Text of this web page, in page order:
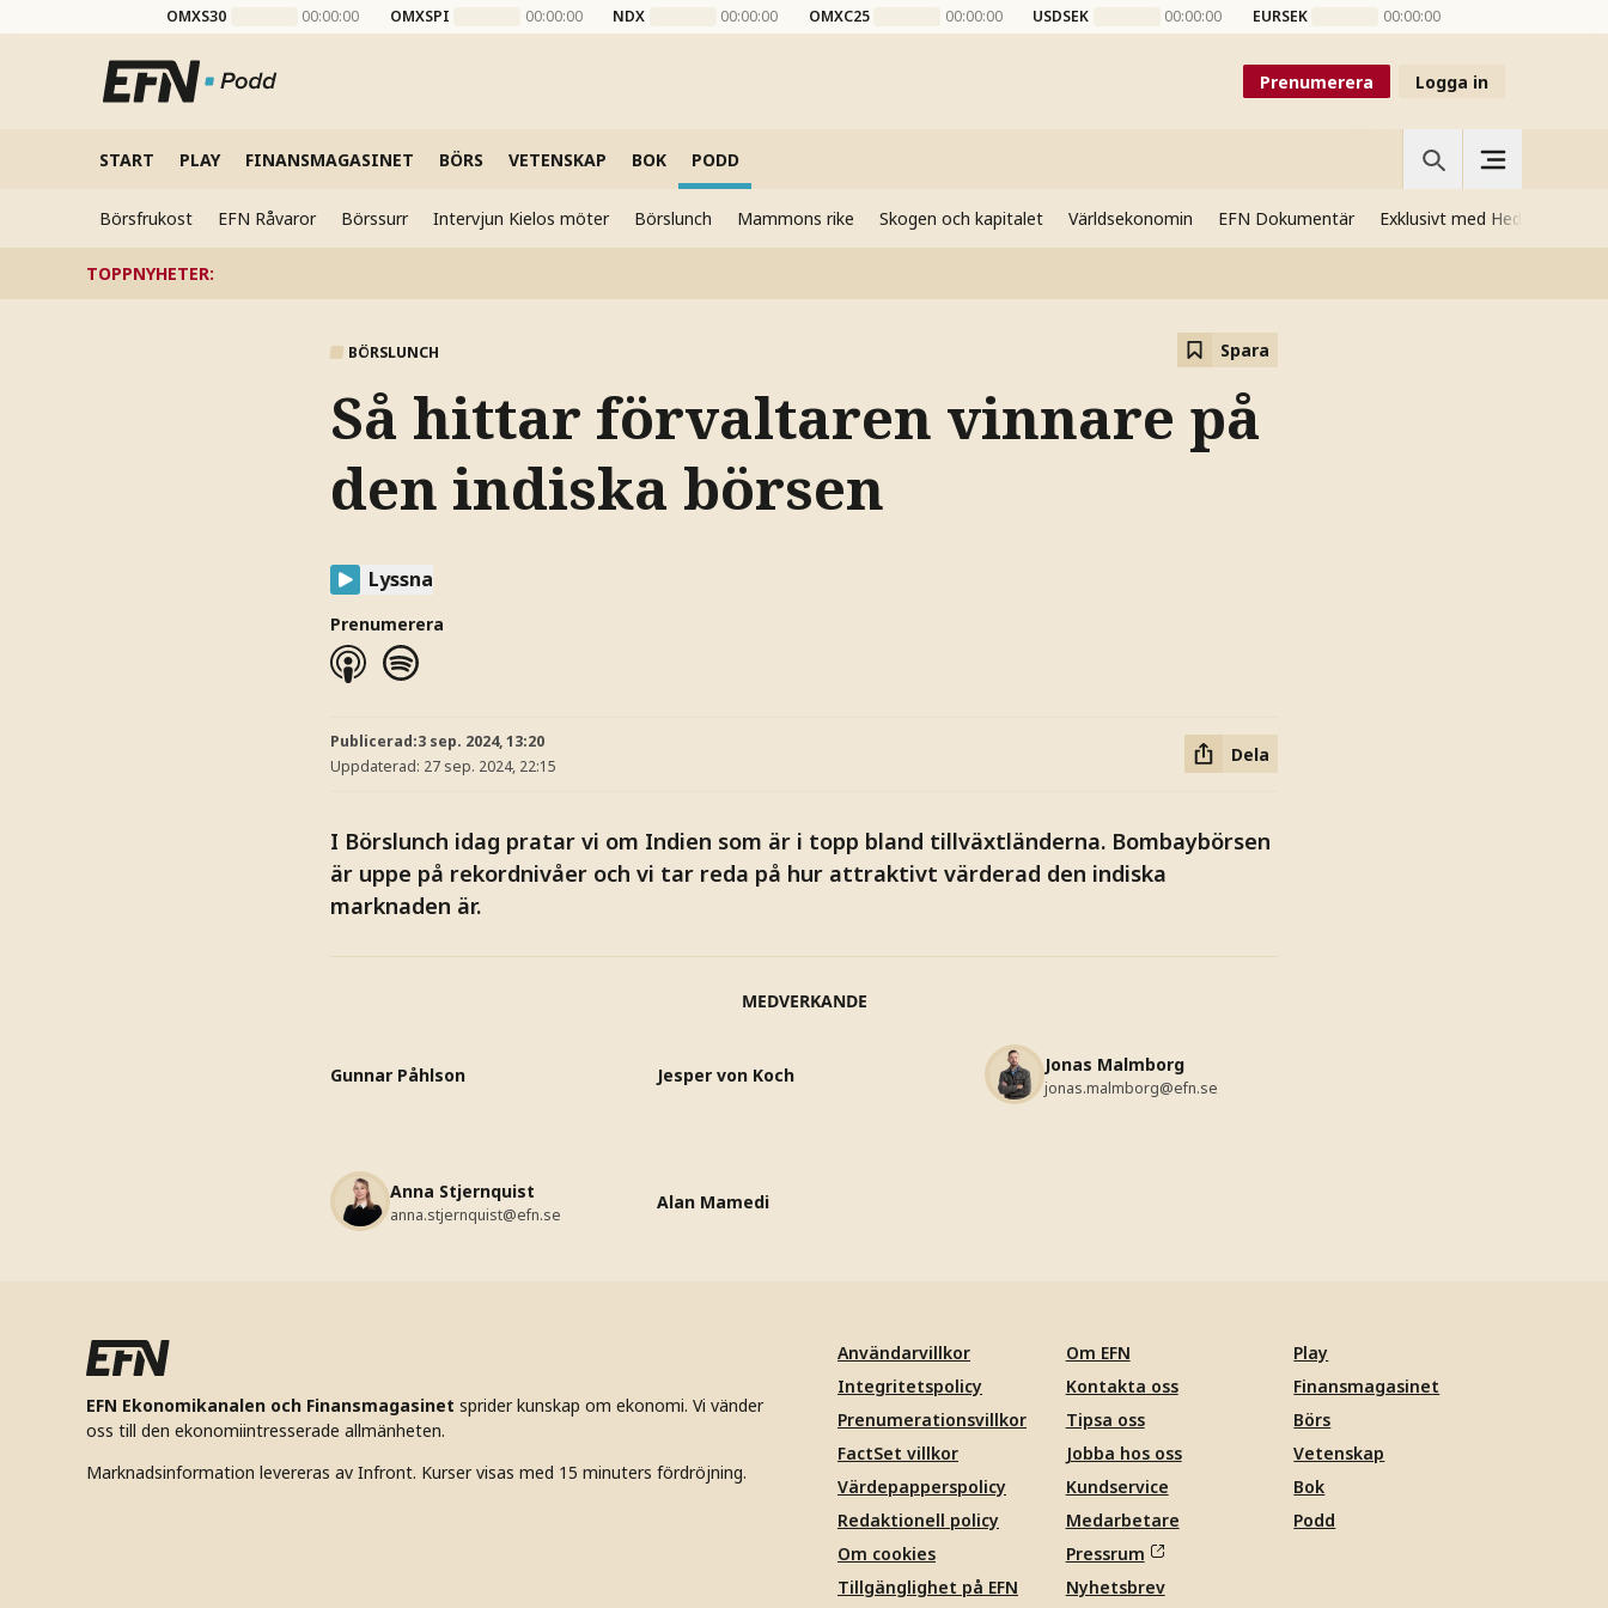
OMXS30 00:00:00 OMXSPI 00:00:00 NDX 00:00:00 OMXC25 00:00:00 USDSEK 00:00:00 EURSEK 00:00:00
Prenumerera Logga in
START PLAY FINANSMAGASINET BÖRS VETENSKAP BOK PODD
Börsfrukost EFN Råvaror Börssurr Intervjun Kielos möter Börslunch Mammons rike Skogen och kapitalet Världsekonomin EFN Dokumentär Exklusivt med Hedenmo
TOPPNYHETER:
BÖRSLUNCH Spara
Så hittar förvaltaren vinnare på
den indiska börsen
Lyssna
Prenumerera
Publicerad:3 sep. 2024, 13:20
Uppdaterad: 27 sep. 2024, 22:15
Dela
I Börslunch idag pratar vi om Indien som är i topp bland tillväxtländerna. Bombaybörsen
är uppe på rekordnivåer och vi tar reda på hur attraktivt värderad den indiska
marknaden är.
MEDVERKANDE
Gunnar Påhlson Jesper von Koch Jonas Malmborg
jonas.malmborg@efn.se
Anna Stjernquist
anna.stjernquist@efn.se
Alan Mamedi
EFN Ekonomikanalen och Finansmagasinet sprider kunskap om ekonomi. Vi vänder
oss till den ekonomiintresserade allmänheten.
Marknadsinformation levereras av Infront. Kurser visas med 15 minuters fördröjning.
Användarvillkor
Integritetspolicy
Prenumerationsvillkor
FactSet villkor
Värdepapperspolicy
Redaktionell policy
Om cookies
Tillgänglighet på EFN
Om EFN
Kontakta oss
Tipsa oss
Jobba hos oss
Kundservice
Medarbetare
Pressrum
Nyhetsbrev
Play
Finansmagasinet
Börs
Vetenskap
Bok
Podd